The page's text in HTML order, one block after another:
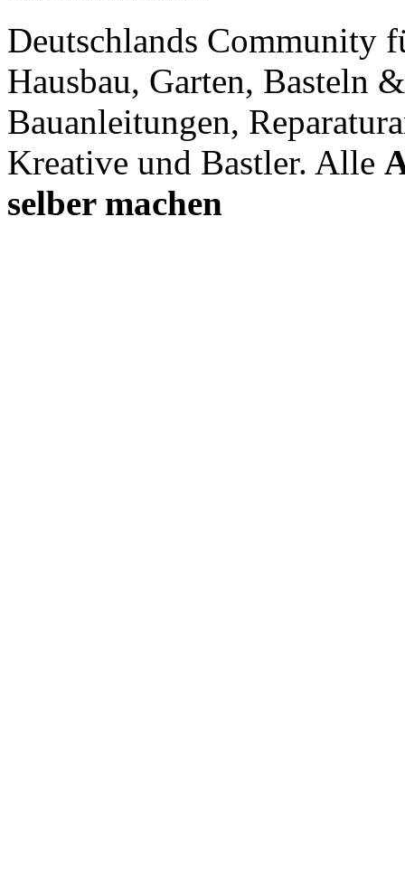
Deutschlands Community
Hausbau, Garten, Basteln
Bauanleitungen,
Kreative und Bastler. Alle
selber machen